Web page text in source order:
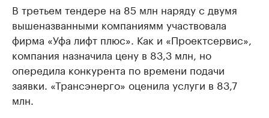
В третьем тендере на 85 млн наряду с двумя
вышеназванными компаниямм участвовала
фирма «Уфа лифт плюс». Как и «Проектсервис»,
компания назначила цену в 83,3 млн, но
опередила конкурента по времени подачи
заявки. «Трансэнерго» оценила услуги в 83,7
млн.